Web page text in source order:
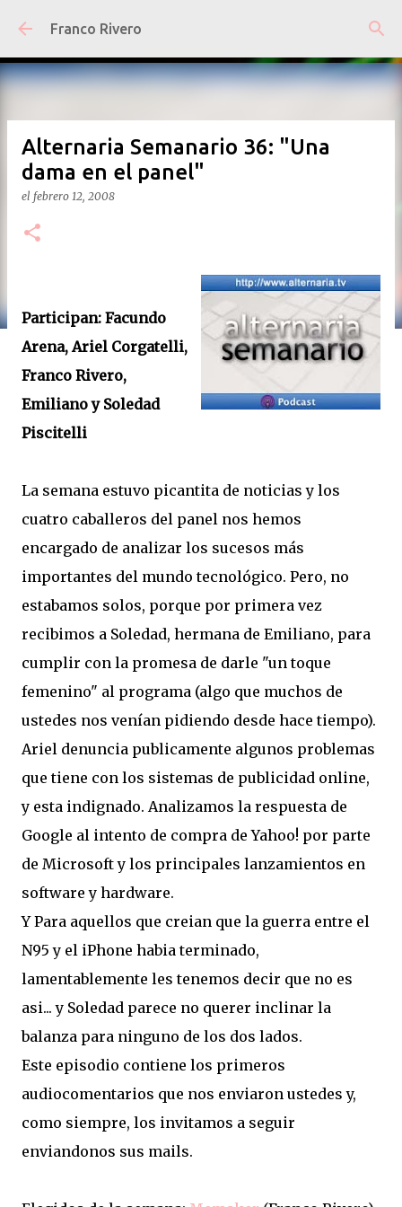
Ir al contenido principal
Franco Rivero
Alternaria Semanario 36: "Una
dama en el panel"
el febrero 12, 2008
Participan: Facundo
Arena, Ariel Corgatelli,
Franco Rivero,
Emiliano y Soledad
Piscitelli
La semana estuvo picantita de noticias y los
cuatro caballeros del panel nos hemos
encargado de analizar los sucesos más
importantes del mundo tecnológico. Pero, no
estabamos solos, porque por primera vez
recibimos a Soledad, hermana de Emiliano, para
cumplir con la promesa de darle "un toque
femenino" al programa (algo que muchos de
ustedes nos venían pidiendo desde hace tiempo).
Ariel denuncia publicamente algunos problemas
que tiene con los sistemas de publicidad online,
y esta indignado. Analizamos la respuesta de
Google al intento de compra de Yahoo! por parte
de Microsoft y los principales lanzamientos en
software y hardware.
Y Para aquellos que creian que la guerra entre el
N95 y el iPhone habia terminado,
lamentablemente les tenemos decir que no es
asi... y Soledad parece no querer inclinar la
balanza para ninguno de los dos lados.
Este episodio contiene los primeros
audiocomentarios que nos enviaron ustedes y,
como siempre, los invitamos a seguir
enviandonos sus mails.